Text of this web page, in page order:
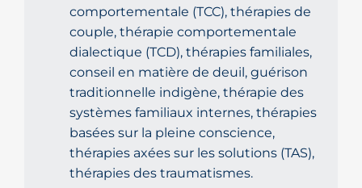
comportementale (TCC), thérapies de
couple, thérapie comportementale
dialectique (TCD), thérapies familiales,
conseil en matière de deuil, guérison
traditionnelle indigène, thérapie des
systèmes familiaux internes, thérapies
basées sur la pleine conscience,
thérapies axées sur les solutions (TAS),
thérapies des traumatismes.